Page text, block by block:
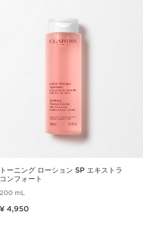
トーニング ローション SP エキストラ
コンフォート
200 mL
¥ 4,950